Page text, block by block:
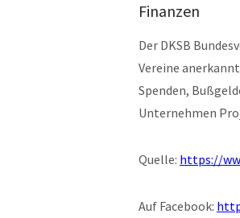
Finanzen
Der DKSB
Vereine
Spenden,
Unternehmen
Quelle: https://
Auf Facebook: